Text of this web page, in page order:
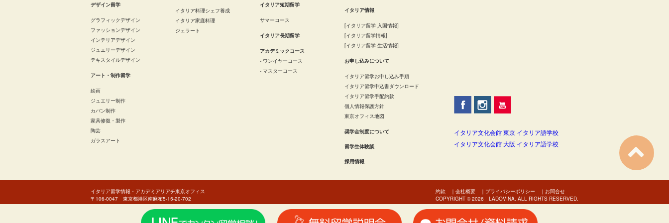
デザイン留学
グラフィックデザイン
ファッションデザイン
インテリアデザイン
ジュエリーデザイン
テキスタイルデザイン
アート・制作留学
絵画
ジュエリー制作
カバン制作
家具修復・製作
陶芸
ガラスアート
イタリア料理シェフ養成
イタリア家庭料理
ジェラート
イタリア短期留学
サマーコース
イタリア長期留学
アカデミックコース
- ワンイヤーコース
- マスターコース
イタリア情報
[イタリア留学 入国情報]
[イタリア留学情報]
[イタリア留学 生活情報]
お申し込みについて
イタリア留学お申し込み手順
イタリア留学申込書ダウンロード
イタリア留学手配約款
個人情報保護方針
東京オフィス地図
奨学金制度について
留学生体験談
採用情報
イタリア文化会館 東京 イタリア語学校
イタリア文化会館 大阪 イタリア語学校
イタリア留学情報・ アカデミアリアチ東京オフィス
〒106-0047 東京都港区南麻布5-15-20-702
約款 ｜ 会社概要 ｜ プライバシーポリシー ｜ お問合せ
COPYRIGHT © 2026 LADOVINA. ALL RIGHTS RESERVED.